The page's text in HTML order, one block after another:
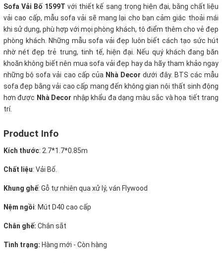
Sofa Vải Bố 1599T với thiết kế sang trọng hiện đại, bằng chất liệu
vải cao cấp, mẫu sofa vải sẽ mang lại cho bạn cảm giác thoải mái
khi sử dụng, phù hợp với mọi phòng khách, tô điểm thêm cho vẻ đẹp
phòng khách. Những mẫu sofa vải đẹp luôn biết cách tạo sức hút
nhờ nét đẹp trẻ trung, tinh tế, hiện đại. Nếu quý khách đang băn
khoăn không biết nên mua sofa vải đẹp hay da hãy tham khảo ngay
những bộ sofa vải cao cấp của Nhà Decor dưới đây. BTS các mẫu
sofa đẹp bằng vải cao cấp mang đến không gian nội thất sinh động
hơn được Nhà Decor nhập khẩu đa dạng màu sắc và họa tiết trang
trí.
Product Info
Kích thước: 2.7*1.7*0.85m
Chất liệu: Vải Bố.
Khung ghế: Gỗ tự nhiên qua xử lý, ván Flywood
Nệm ngồi: Mút D40 cao cấp
Chân ghế: Chân sắt
Tình trạng: Hàng mới - Còn hàng